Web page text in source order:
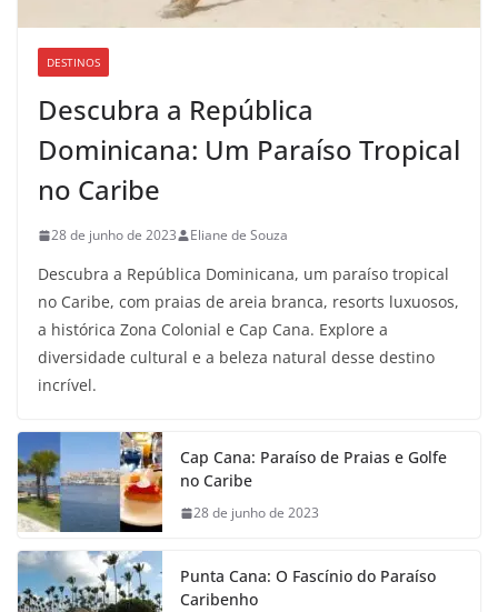
DESTINOS
Descubra a República
Dominicana: Um Paraíso Tropical
no Caribe
28 de junho de 2023 Eliane de Souza
Descubra a República Dominicana, um paraíso tropical
no Caribe, com praias de areia branca, resorts luxuosos,
a histórica Zona Colonial e Cap Cana. Explore a
diversidade cultural e a beleza natural desse destino
incrível.
Cap Cana: Paraíso de Praias e Golfe
no Caribe
28 de junho de 2023
Punta Cana: O Fascínio do Paraíso
Caribenho